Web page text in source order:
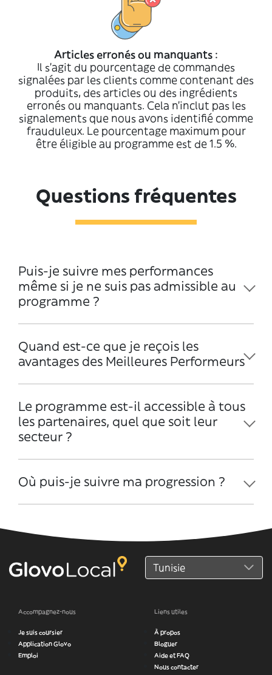
Articles erronés ou manquants :
Il s'agit du pourcentage de commandes
signalées par les clients comme contenant des
produits, des articles ou des ingrédients
erronés ou manquants. Cela n’inclut pas les
signalements que nous avons identifié comme
frauduleux. Le pourcentage maximum pour
être éligible au programme est de 1.5 %.
Questions fréquentes
Puis-je suivre mes performances
même si je ne suis pas admissible au
programme ?
Quand est-ce que je reçois les
avantages des Meilleures Performeurs
Le programme est-il accessible à tous
les partenaires, quel que soit leur
secteur ?
Où puis-je suivre ma progression ?
Accompagnez-nous
Je suis coursier
Application Glovo
Emploi
Liens utiles
À propos
Bloguer
Aide et FAQ
Nous contacter